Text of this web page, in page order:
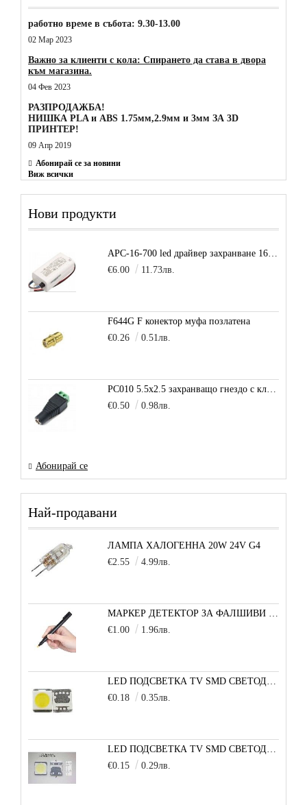
работно време в събота: 9.30-13.00
02 Мар 2023
Важно за клиенти с кола: Спирането да става в двора
към магазина.
04 Фев 2023
РАЗПРОДАЖБА!
НИШКА PLA и ABS 1.75мм,2.9мм и 3мм ЗА 3D
ПРИНТЕР!
09 Апр 2019
Абонирай се за новини
Виж всички
Нови продукти
APC-16-700 led драйвер захранване 16.8W 700mA
€6.00
11.73лв.
F644G F конектор муфа позлатена
€0.26
0.51лв.
PC010 5.5x2.5 захранващо гнездо с клема за кабел
€0.50
0.98лв.
Абонирай се
Най-продавани
ЛАМПА ХАЛОГЕННА 20W 24V G4
€2.55
4.99лв.
€1.00
1.96лв.
€0.18
0.35лв.
€0.15
0.29лв.